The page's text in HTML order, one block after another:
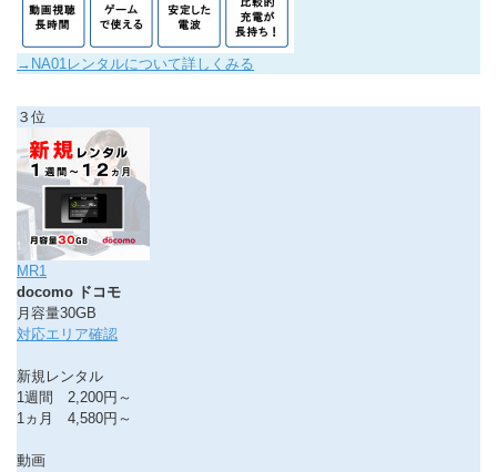
→NA01レンタルについて詳しくみる
３位
MR1
docomo ドコモ
月容量30GB
対応エリア確認
新規レンタル
1週間 2,200円～
1ヵ月 4,580円～
動画